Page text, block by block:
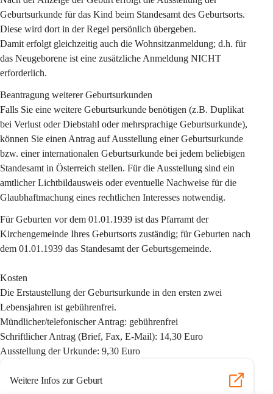
Geburtsurkunde für das Kind beim Standesamt des Geburtsorts.
Diese wird dort in der Regel persönlich übergeben.
Damit erfolgt gleichzeitig auch die Wohnsitzanmeldung; d.h. für
das Neugeborene ist eine zusätzliche Anmeldung NICHT
erforderlich.
Beantragung weiterer Geburtsurkunden
Falls Sie eine weitere Geburtsurkunde benötigen (z.B. Duplikat
bei Verlust oder Diebstahl oder mehrsprachige Geburtsurkunde),
können Sie einen Antrag auf Ausstellung einer Geburtsurkunde
bzw. einer internationalen Geburtsurkunde bei jedem beliebigen
Standesamt in Österreich stellen. Für die Ausstellung sind ein
amtlicher Lichtbildausweis oder eventuelle Nachweise für die
Glaubhaftmachung eines rechtlichen Interesses notwendig.
Für Geburten vor dem 01.01.1939 ist das Pfarramt der
Kirchengemeinde Ihres Geburtsorts zuständig; für Geburten nach
dem 01.01.1939 das Standesamt der Geburtsgemeinde.
Kosten
Die Erstaustellung der Geburtsurkunde in den ersten zwei
Lebensjahren ist gebührenfrei.
Mündlicher/telefonischer Antrag: gebührenfrei
Schriftlicher Antrag (Brief, Fax, E-Mail): 14,30 Euro
Ausstellung der Urkunde: 9,30 Euro
Weitere Infos zur Geburt